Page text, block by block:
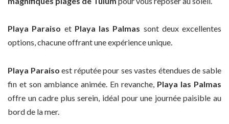
Playa Paraiso et Playa las Palmas sont deux excellentes
options, chacune offrant une expérience unique.
Playa Paraiso est réputée pour ses vastes étendues de sable
fin et son ambiance animée. En revanche, Playa las Palmas
offre un cadre plus serein, idéal pour une journée paisible au
bord de la mer.